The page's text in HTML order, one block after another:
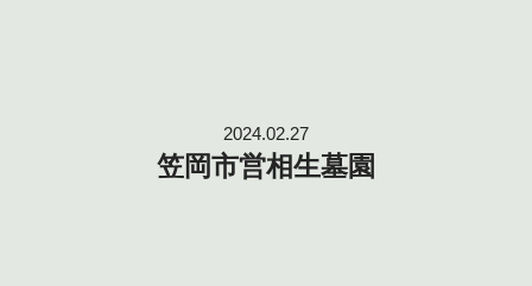
2024.02.27
笠岡市営相生墓園